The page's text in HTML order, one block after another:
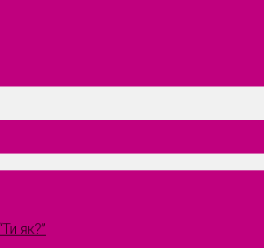
як?”